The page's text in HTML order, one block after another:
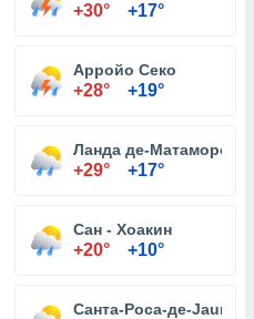
+30° +17°
Арройо Секо
+28° +19°
Ланда де-Матаморос
+29° +17°
Сан - Хоакин
+20° +10°
Санта-Роса-де-